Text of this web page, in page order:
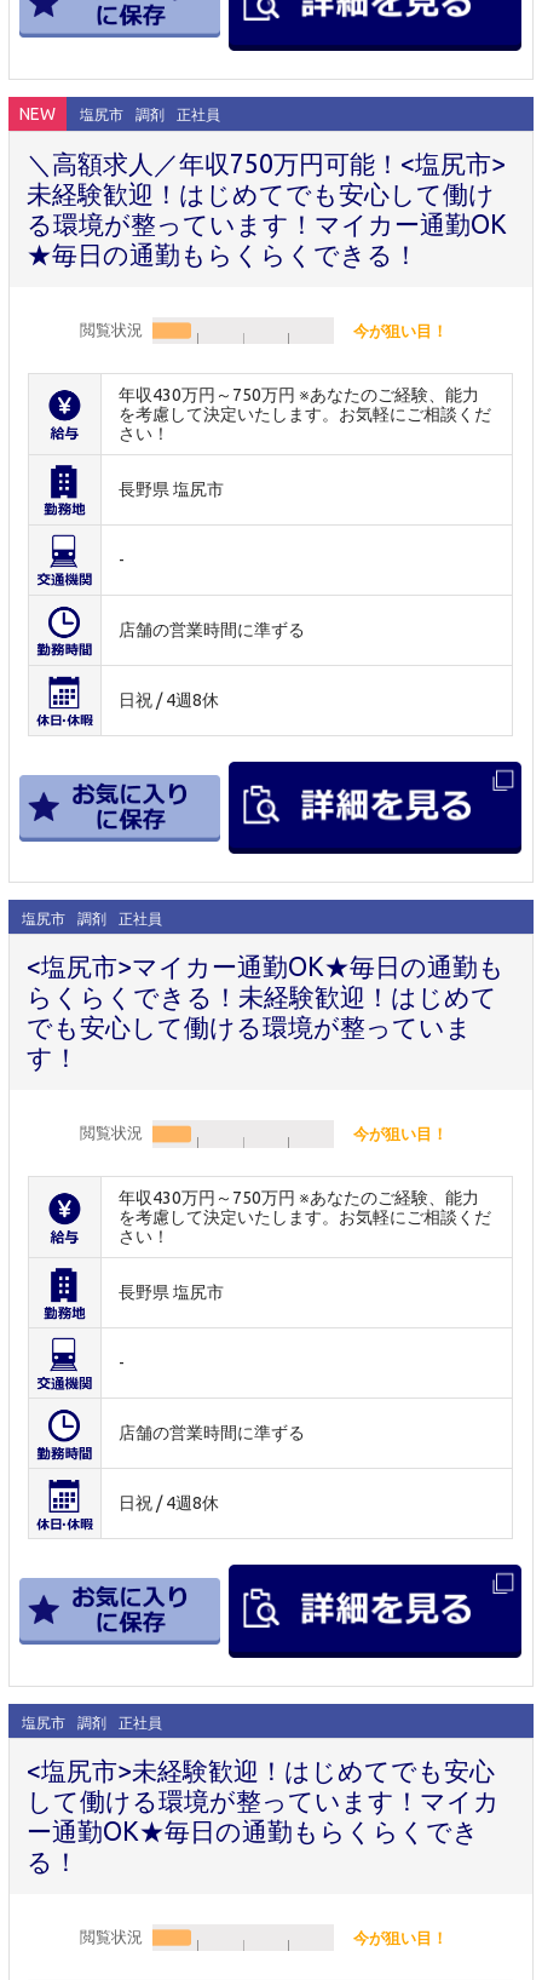
NEW 塩尻市 調剤 正社員
＼高額求人／年収750万円可能！<塩尻市>
未経験歓迎！はじめてでも安心して働け
る環境が整っています！マイカー通勤OK
★毎日の通勤もらくらくできる！
閲覧状況 今が狙い目！
年収430万円～750万円 ※あなたのご経験、能力
を考慮して決定いたします。お気軽にご相談くだ
さい！
長野県 塩尻市
-
店舗の営業時間に準ずる
日祝 / 4週8休
塩尻市 調剤 正社員
<塩尻市>マイカー通勤OK★毎日の通勤も
らくらくできる！未経験歓迎！はじめて
でも安心して働ける環境が整っていま
す！
閲覧状況 今が狙い目！
年収430万円～750万円 ※あなたのご経験、能力
を考慮して決定いたします。お気軽にご相談くだ
さい！
長野県 塩尻市
-
店舗の営業時間に準ずる
日祝 / 4週8休
塩尻市 調剤 正社員
<塩尻市>未経験歓迎！はじめてでも安心
して働ける環境が整っています！マイカ
ー通勤OK★毎日の通勤もらくらくでき
る！
閲覧状況 今が狙い目！